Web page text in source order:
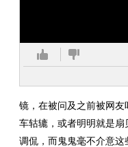
镜，在被问及之前被网
车轱辘，或者明明就是
调侃，而鬼鬼毫不介意这